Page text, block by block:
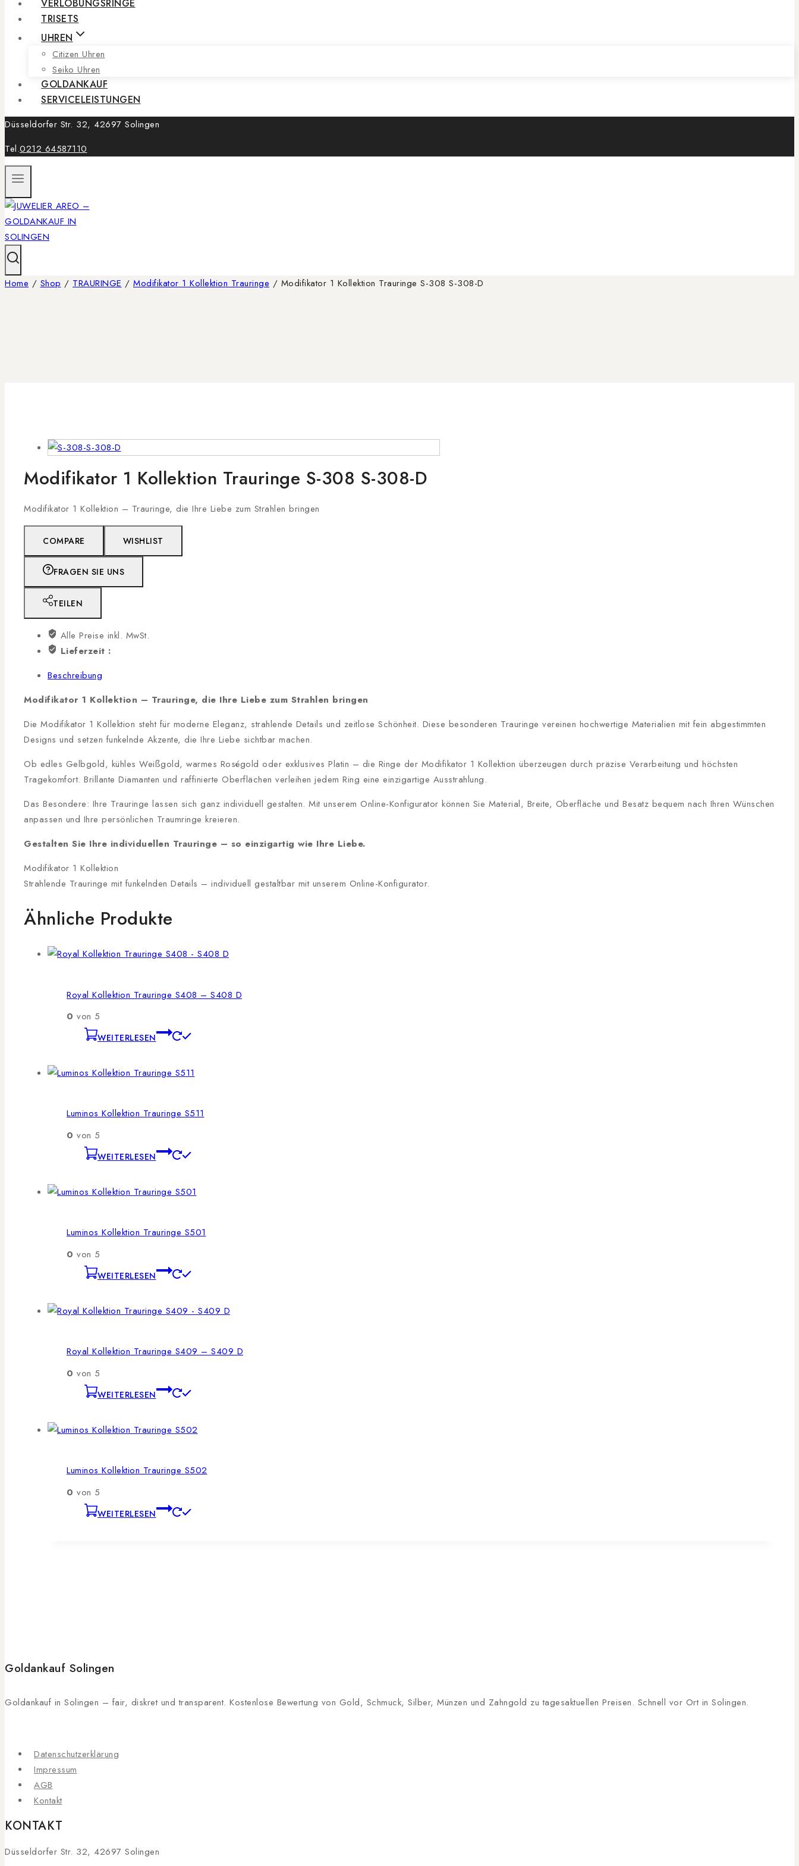
VERLOBUNGSRINGE
TRISETS
UHREN
Citizen Uhren
Seiko Uhren
GOLDANKAUF
SERVICELEISTUNGEN
Düsseldorfer Str. 32, 42697 Solingen
Tel.0212 64587110
Home / Shop / TRAURINGE / Modifikator 1 Kollektion Trauringe / Modifikator 1 Kollektion Trauringe S-308 S-308-D
Modifikator 1 Kollektion Trauringe S-308 S-308-D
Modifikator 1 Kollektion – Trauringe, die Ihre Liebe zum Strahlen bringen
COMPARE WISHLIST
FRAGEN SIE UNS
TEILEN
Alle Preise inkl. MwSt.
Lieferzeit :
Beschreibung
Modifikator 1 Kollektion – Trauringe, die Ihre Liebe zum Strahlen bringen
Die Modifikator 1 Kollektion steht für moderne Eleganz, strahlende Details und zeitlose Schönheit. Diese besonderen Trauringe vereinen hochwertige Materialien mit fein abgestimmten
Designs und setzen funkelnde Akzente, die Ihre Liebe sichtbar machen.
Ob edles Gelbgold, kühles Weißgold, warmes Roségold oder exklusives Platin – die Ringe der Modifikator 1 Kollektion überzeugen durch präzise Verarbeitung und höchsten
Tragekomfort. Brillante Diamanten und raffinierte Oberflächen verleihen jedem Ring eine einzigartige Ausstrahlung.
Das Besondere: Ihre Trauringe lassen sich ganz individuell gestalten. Mit unserem Online-Konfigurator können Sie Material, Breite, Oberfläche und Besatz bequem nach Ihren Wünschen
anpassen und Ihre persönlichen Traumringe kreieren.
Gestalten Sie Ihre individuellen Trauringe – so einzigartig wie Ihre Liebe.
Modifikator 1 Kollektion
Strahlende Trauringe mit funkelnden Details – individuell gestaltbar mit unserem Online-Konfigurator.
Ähnliche Produkte
Royal Kollektion Trauringe S408 – S408 D
0 von 5
WEITERLESEN
Luminos Kollektion Trauringe S511
0 von 5
WEITERLESEN
Luminos Kollektion Trauringe S501
0 von 5
WEITERLESEN
Royal Kollektion Trauringe S409 – S409 D
0 von 5
WEITERLESEN
Luminos Kollektion Trauringe S502
0 von 5
WEITERLESEN
Goldankauf Solingen
Goldankauf in Solingen – fair, diskret und transparent. Kostenlose Bewertung von Gold, Schmuck, Silber, Münzen und Zahngold zu tagesaktuellen Preisen. Schnell vor Ort in Solingen.
Datenschutzerklärung
Impressum
AGB
Kontakt
KONTAKT
Düsseldorfer Str. 32, 42697 Solingen